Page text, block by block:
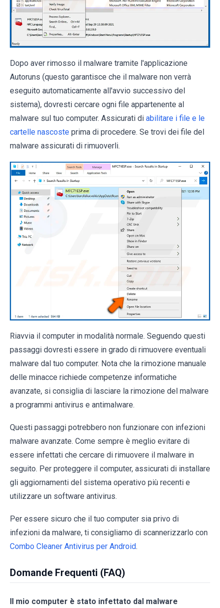
Dopo aver rimosso il malware tramite l'applicazione
Autoruns (questo garantisce che il malware non verrà
eseguito automaticamente all'avvio successivo del
sistema), dovresti cercare ogni file appartenente al
malware sul tuo computer. Assicurati di abilitare i file e le
cartelle nascoste prima di procedere. Se trovi dei file del
malware assicurati di rimuoverli.
Riavvia il computer in modalità normale. Seguendo questi
passaggi dovresti essere in grado di rimuovere eventuali
malware dal tuo computer. Nota che la rimozione manuale
delle minacce richiede competenze informatiche
avanzate, si consiglia di lasciare la rimozione del malware
a programmi antivirus e antimalware.
Questi passaggi potrebbero non funzionare con infezioni
malware avanzate. Come sempre è meglio evitare di
essere infettati che cercare di rimuovere il malware in
seguito. Per proteggere il computer, assicurati di installare
gli aggiornamenti del sistema operativo più recenti e
utilizzare un software antivirus.
Per essere sicuro che il tuo computer sia privo di
infezioni da malware, ti consigliamo di scannerizzarlo con
Combo Cleaner Antivirus per Android.
Domande Frequenti (FAQ)
Il mio computer è stato infettato dal malware